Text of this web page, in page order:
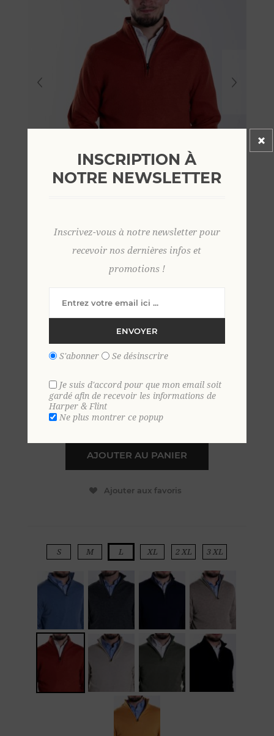
camionneur L ROUILLE
99,00 €
+
AJOUTER AU PANIER
Ajouter aux favoris
S M L XL 2 XL 3 XL
INSCRIPTION À
NOTRE NEWSLETTER
Inscrivez-vous à notre newsletter pour
recevoir nos dernières infos et
promotions !
ENVOYER
S'abonner Se désinscrire
Je suis d'accord pour que mon email soit
gardé afin de recevoir les informations de
Harper & Flint
Ne plus montrer ce popup